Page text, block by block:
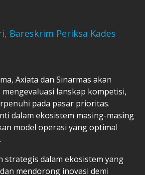
Bareskrim Periksa Kades
Axiata dan Sinarmas akan
lanskap kompetisi,
pada pasar prioritas.
dalam ekosistem masing-masing
model operasi yang optimal
strategis dalam ekosistem yang
mendorong inovasi demi